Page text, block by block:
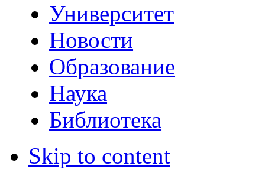
Университет
Новости
Образование
Наука
Библиотека
Skip to content